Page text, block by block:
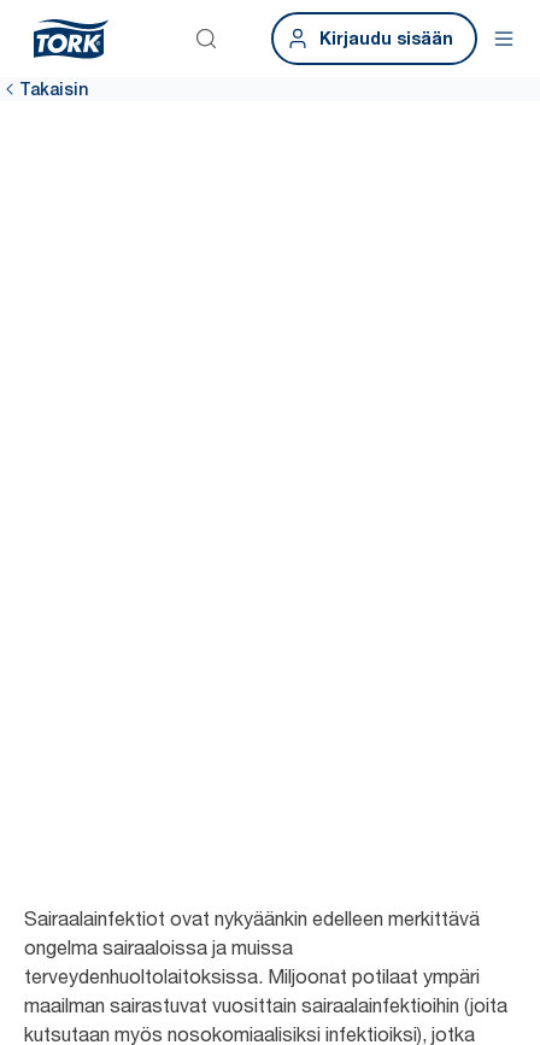
Kirjaudu sisään
Takaisin
Sairaalainfektiot ovat nykyäänkin edelleen merkittävä
ongelma sairaaloissa ja muissa
terveydenhuoltolaitoksissa. Miljoonat potilaat ympäri
maailman sairastuvat vuosittain sairaalainfektioihin (joita
kutsutaan myös nosokomiaalisiksi infektioiksi), jotka